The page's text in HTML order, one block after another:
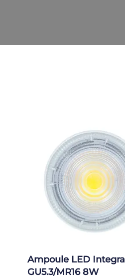
Ampoule LED Integral
GU5.3/MR16 8W